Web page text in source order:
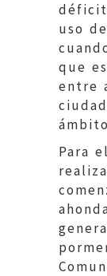
uso
que
entre
Para